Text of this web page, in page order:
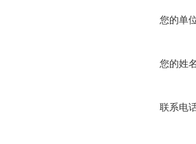
您的单
您的姓
联系电